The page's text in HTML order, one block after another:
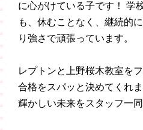
に心がけている子です！ 学
も、休むことなく、継続的
り強さで頑張っています。
レプトンと上野桜木教室を
合格をスパッと決めてくれ
輝かしい未来をスタッフ一